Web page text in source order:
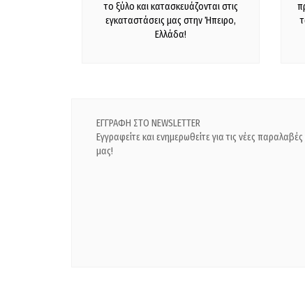
το ξύλο και κατασκευάζονται στις
εγκαταστάσεις μας στην Ήπειρο,
Ελλάδα!
ΕΓΓΡΑΦΗ ΣΤΟ NEWSLETTER
Εγγραφείτε και ενημερωθείτε για τις νέες
μας!